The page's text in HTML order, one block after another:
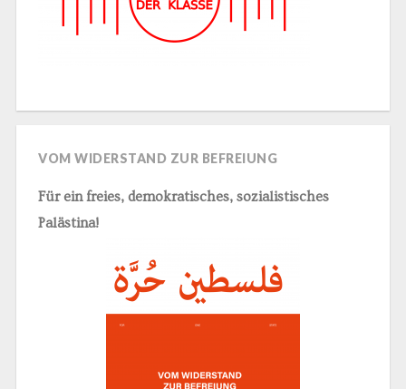
VOM WIDERSTAND ZUR BEFREIUNG
Für ein freies, demokratisches, sozialistisches
Palästina!